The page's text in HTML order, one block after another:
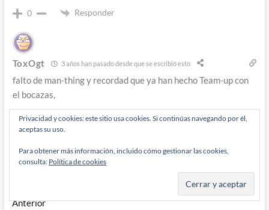
0 Responder
ToxOgt 3 años han pasado desde que se escribió esto
falto de man-thing y recordad que ya han hecho Team-up con
el bocazas,
0 Responder
Navegación
AnteriorEntrada
Privacidad y cookies: este sitio usa cookies. Si continúas navegando por él,
aceptas su uso.
Para obtener más información, incluido cómo gestionar las cookies,
consulta: Política de cookies